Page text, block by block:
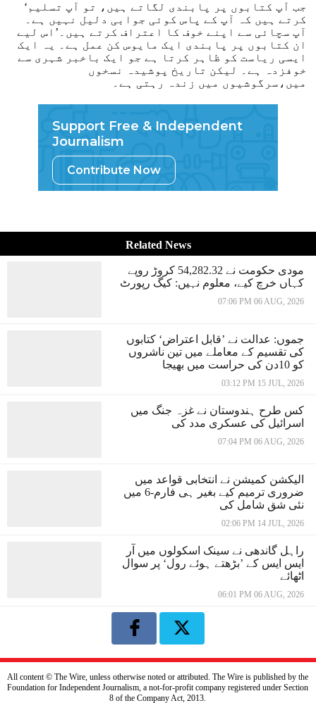
‘جب آپ کتابوں پر پابندی لگاتے ہیں، تو آپ تسلیم
کرتے ہیں کہ آپ کے پاس کوئی جوابی دلیل نہیں ہے۔
آپ سچائی سے اپنے خوف کا اعتراف کرتے ہیں۔’اس لیے
ان کتابوں پر پابندی ایک مایوس کن عمل ہے۔ یہ ایک
ایسی ریاست کو ظاہر کرتا ہے جو ایک باخبر شہری سے
خوفزدہ ہے۔ لیکن تاریخ پوشیدہ نسخوں
میں،سرگوشیوں میں زندہ رہتی ہے۔
Support Free & Independent
Journalism
Contribute Now
Related News
مودی حکومت نے 54,282.32 کروڑ روپے
کہاں خرچ کیے، معلوم نہیں: کیگ رپورٹ
07:06 PM 06 AUG, 2026
جموں: عدالت نے ’قابل اعتراض‘ کتابوں
کی تقسیم کے معاملے میں تین ناشروں
کو 10دن کی حراست میں بھیجا
03:12 PM 15 JUL, 2026
کس طرح ہندوستان نے غزہ جنگ میں
اسرائیل کی عسکری مدد کی
07:04 PM 06 AUG, 2026
الیکشن کمیشن نے انتخابی قواعد میں
ضروری ترمیم کیے بغیر ہی فارم-6 میں
نئی شق شامل کی
02:06 PM 14 JUL, 2026
راہل گاندھی نے سینک اسکولوں میں آر
ایس ایس کے ’بڑھتے ہوئے رول‘ پر سوال
اٹھائے
06:01 PM 06 AUG, 2026
All content © The Wire, unless otherwise noted or attributed. The Wire is published by the
Foundation for Independent Journalism, a not-for-profit company registered under Section
8 of the Company Act, 2013.